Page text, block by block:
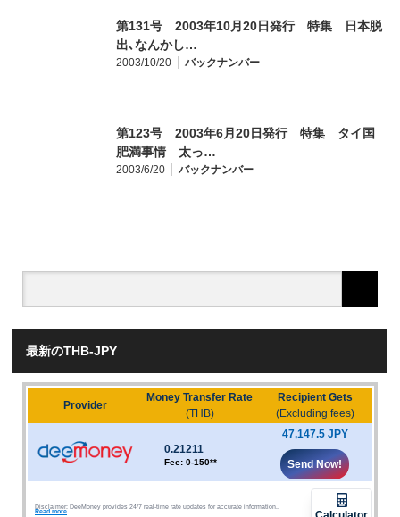
第131号 2003年10月20日発行 特集 日本脱
出､なんかし…
2003/10/20 バックナンバー
第123号 2003年6月20日発行 特集 タイ国
肥満事情 太っ…
2003/6/20 バックナンバー
最新のTHB-JPY